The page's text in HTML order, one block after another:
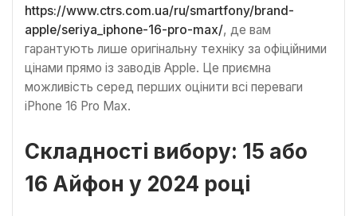
https://www.ctrs.com.ua/ru/smartfony/brand-
apple/seriya_iphone-16-pro-max/, де вам
гарантують лише оригінальну техніку за офіційними
цінами прямо із заводів Apple. Це приємна
можливість серед перших оцінити всі переваги
iPhone 16 Pro Max.
Складності вибору: 15 або
16 Айфон у 2024 році